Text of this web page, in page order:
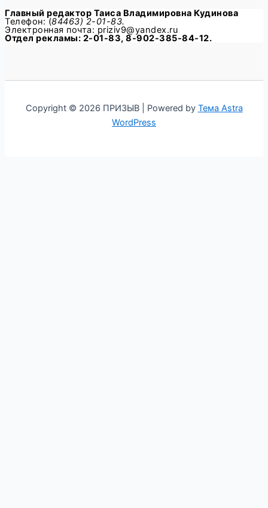
Главный редактор Таиса Владимировна Кудинова
Телефон: (84463) 2-01-83.
Электронная почта: priziv9@yandex.ru
Отдел рекламы: 2-01-83, 8-902-385-84-12.
Copyright © 2026 ПРИЗЫВ | Powered by Тема Astra
WordPress